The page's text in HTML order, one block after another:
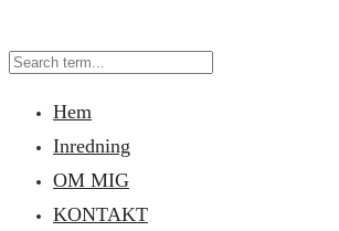
Hem
Inredning
OM MIG
KONTAKT